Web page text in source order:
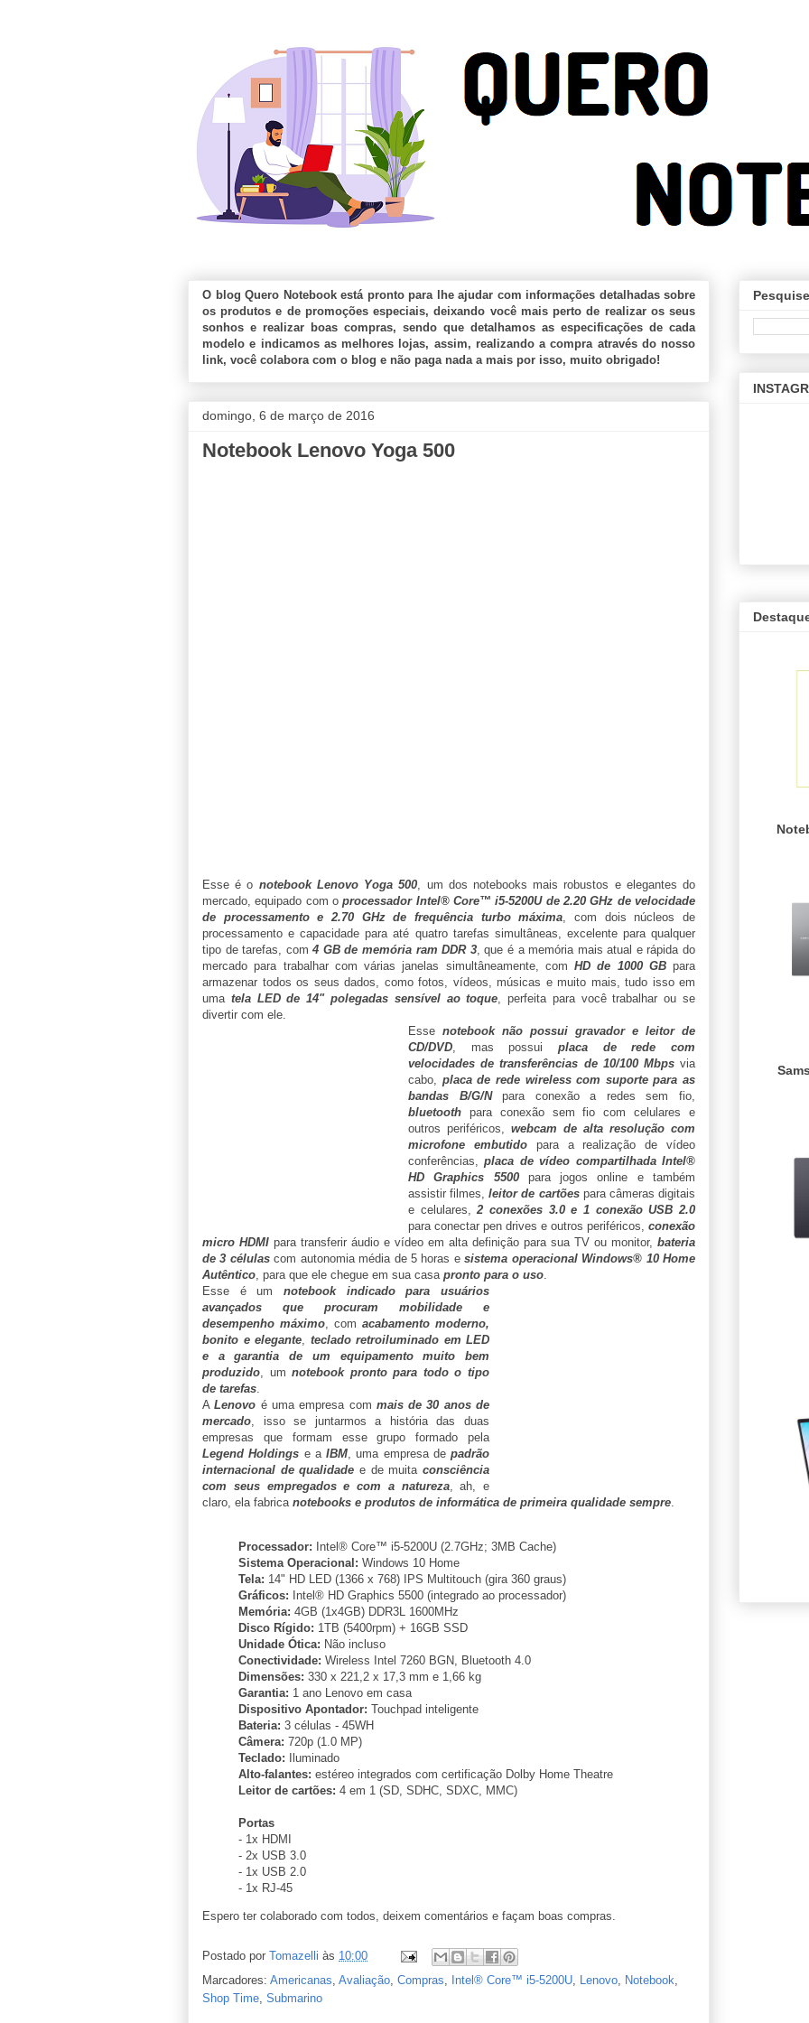
O blog Quero Notebook está pronto para lhe ajudar com informações detalhadas sobre
os produtos e de promoções especiais, deixando você mais perto de realizar os seus
sonhos e realizar boas compras, sendo que detalhamos as especificações de cada
modelo e indicamos as melhores lojas, assim, realizando a compra através do nosso
link, você colabora com o blog e não paga nada a mais por isso, muito obrigado!
domingo, 6 de março de 2016
Notebook Lenovo Yoga 500
Esse é o notebook Lenovo Yoga 500, um dos notebooks mais robustos e elegantes do
mercado, equipado com oprocessador Intel® Core™ i5-5200U de 2.20 GHz de velocidade
de processamento e 2.70 GHz de frequência turbo máxima, com dois núcleos de
processamento e capacidade para até quatro tarefas simultâneas, excelente para qualquer
tipo de tarefas, com4 GB de memória ram DDR 3, que é a memória mais atual e rápida do
mercado para trabalhar com várias janelas simultâneamente, com HD de 1000 GBpara
armazenar todos os seus dados, como fotos, vídeos, músicas e muito mais, tudo isso em
uma tela LED de 14" polegadas sensível ao toque, perfeita para você trabalhar ou se
divertir com ele.
Esse notebook não possui gravador e leitor de
CD/DVD, mas possui placa de rede com
velocidades de transferências de 10/100 Mbpsvia
cabo, placa de rede wireless com suporte para as
bandas B/G/Npara conexão a redes sem fio,
bluetooth para conexão sem fio com celulares e
outros periféricos, webcam de alta resolução com
microfone embutidopara a realização de vídeo
conferências,placa de vídeo compartilhada Intel®
HD Graphics 5500para jogos online e também
assistir filmes,leitor de cartõespara câmeras digitais
e celulares,2 conexões 3.0 e 1 conexão USB 2.0
para conectar pen drives e outros periféricos, conexão
micro HDMI para transferir áudio e vídeo em alta definição para sua TV ou monitor, bateria
de 3 célulascom autonomia média de 5 horas esistema operacional Windows® 10 Home
Autêntico, para que ele chegue em sua casa pronto para o uso.
Esse é um notebook indicado para usuários
avançados que procuram mobilidade e
desempenho máximo, com acabamento moderno,
bonito e elegante, teclado retroiluminado em LED
e a garantia de um equipamento muito bem
produzido, umnotebook pronto para todo o tipo
de tarefas.
ALenovo é uma empresa com mais de 30 anos de
mercado, isso se juntarmos a história das duas
empresas que formam esse grupo formado pela
Legend Holdings e a IBM, uma empresa de padrão
internacional de qualidade e de muitaconsciência
com seus empregados e com a natureza, ah, e
claro, ela fabrica notebooks e produtos de informática de primeira qualidade sempre.
Processador: Intel® Core™ i5-5200U (2.7GHz; 3MB Cache)
Sistema Operacional: Windows 10 Home
Tela: 14" HD LED (1366 x 768) IPS Multitouch (gira 360 graus)
Gráficos: Intel® HD Graphics 5500 (integrado ao processador)
Memória: 4GB (1x4GB) DDR3L 1600MHz
Disco Rígido: 1TB (5400rpm) + 16GB SSD
Unidade Ótica: Não incluso
Conectividade: Wireless Intel 7260 BGN, Bluetooth 4.0
Dimensões: 330 x 221,2 x 17,3 mm e 1,66 kg
Garantia: 1 ano Lenovo em casa
Dispositivo Apontador: Touchpad inteligente
Bateria: 3 células - 45WH
Câmera: 720p (1.0 MP)
Teclado: Iluminado
Alto-falantes: estéreo integrados com certificação Dolby Home Theatre
Leitor de cartões: 4 em 1 (SD, SDHC, SDXC, MMC)
Portas
- 1x HDMI
- 2x USB 3.0
- 1x USB 2.0
- 1x RJ-45
Espero ter colaborado com todos, deixem comentários e façam boas compras.
Postado por Tomazelli às 10:00
Marcadores: Americanas, Avaliação, Compras, Intel® Core™ i5-5200U, Lenovo, Notebook,
Shop Time, Submarino